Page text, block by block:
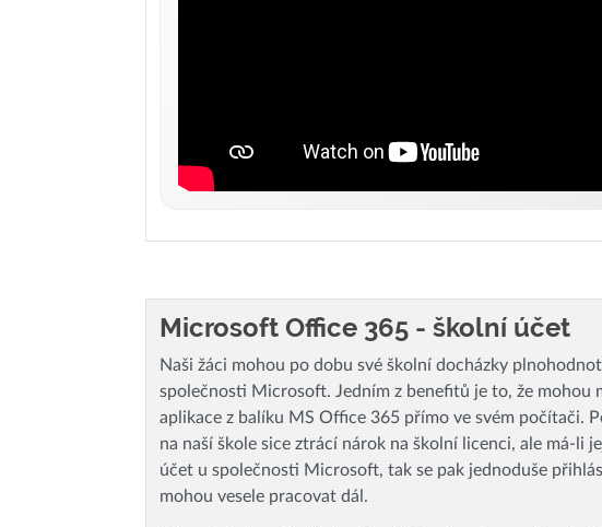
Microsoft Office 365 - školní účet
Naši žáci mohou po dobu své školní docházky
společnosti Microsoft. Jedním z benefitů je to, že mohou
aplikace z balíku MS Office 365 přímo ve svém počítači.
na naší škole sice ztrácí nárok na školní licenci, ale má-li
účet u společnosti Microsoft, tak se pak jednoduše
mohou vesele pracovat dál.